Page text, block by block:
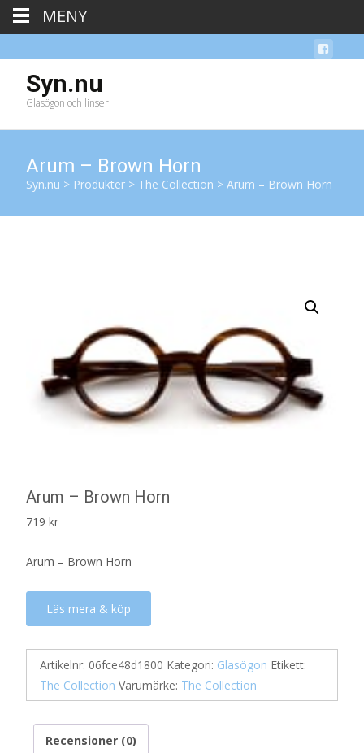
Syn.nu
Glasögon och linser
Arum – Brown Horn
Syn.nu > Produkter > The Collection > Arum – Brown Horn
Arum – Brown Horn
719 kr
Arum – Brown Horn
Läs mera & köp
Artikelnr: 06fce48d1800 Kategori: Glasögon Etikett:
The Collection Varumärke: The Collection
Recensioner (0)
MENY